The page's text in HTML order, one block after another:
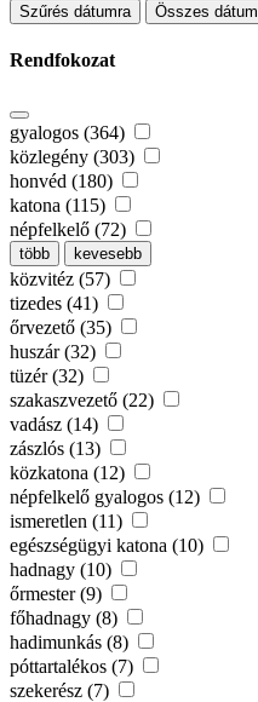
Szűrés dátumra Összes dátum
Rendfokozat
gyalogos (364)
közlegény (303)
honvéd (180)
katona (115)
népfelkelő (72)
több kevesebb
közvitéz (57)
tizedes (41)
őrvezető (35)
huszár (32)
tüzér (32)
szakaszvezető (22)
vadász (14)
zászlós (13)
közkatona (12)
népfelkelő gyalogos (12)
ismeretlen (11)
egészségügyi katona (10)
hadnagy (10)
őrmester (9)
főhadnagy (8)
hadimunkás (8)
póttartalékos (7)
szekerész (7)